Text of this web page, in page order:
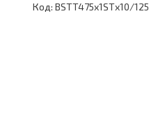
Код: BSTT475х1STх10/125